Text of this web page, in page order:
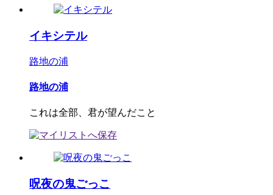
イキシテル
路地の浦
路地の浦
これは全部、君が望んだこと
呪夜の鬼ごっこ